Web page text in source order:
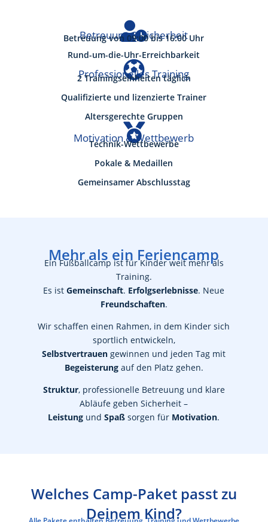

Betreuung & Sicherheit
Betreuung von 09:00 bis 16:00 Uhr
Rund-um-die-Uhr-Erreichbarkeit

Professionelles Training
2 Trainingseinheiten täglich
Qualifizierte und lizenzierte Trainer
Altersgerechte Gruppen

Motivation & Wettbewerb
Technik-Wettbewerbe
Pokale & Medaillen
Gemeinsamer Abschlusstag
Mehr als ein Feriencamp
Ein Fußballcamp ist für Kinder weit mehr als
Training.
Es istGemeinschaft. Erfolgserlebnisse. Neue
Freundschaften.
Wir schaffen einen Rahmen, in dem Kinder sich
sportlich entwickeln,
Selbstvertrauen gewinnen und jeden Tag mit
Begeisterungauf den Platz gehen.
Struktur, professionelle Betreuung und klare
Abläufe geben Sicherheit –
Leistung undSpaß sorgen für Motivation.
Welches Camp-Paket passt zu
Deinem Kind?